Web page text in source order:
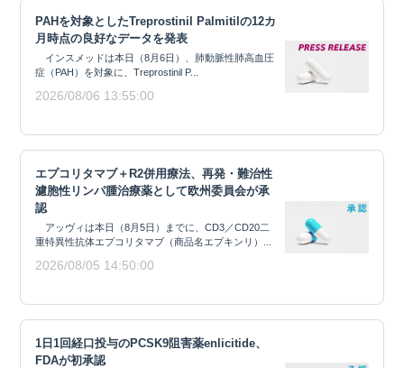
PAHを対象としたTreprostinil Palmitilの12カ
月時点の良好なデータを発表
インスメッドは本日（8月6日）、肺動脈性肺高血圧
症（PAH）を対象に、Treprostinil P...
2026/08/06 13:55:00
エプコリタマブ＋R2併用療法、再発・難治性
濾胞性リンパ腫治療薬として欧州委員会が承
認
アッヴィは本日（8月5日）までに、CD3／CD20二
重特異性抗体エプコリタマブ（商品名エプキンリ）...
2026/08/05 14:50:00
1日1回経口投与のPCSK9阻害薬enlicitide、
FDAが初承認